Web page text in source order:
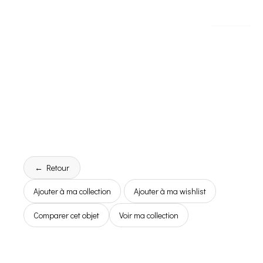
← Retour
Ajouter à ma collection Ajouter à ma wishlist
Comparer cet objet Voir ma collection